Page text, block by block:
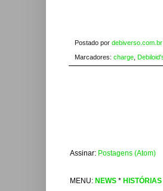
Postado por debiverso.com.br
Marcadores: charge,
Assinar: Postagens (Atom)
MENU: NEWS * HISTÓRIAS